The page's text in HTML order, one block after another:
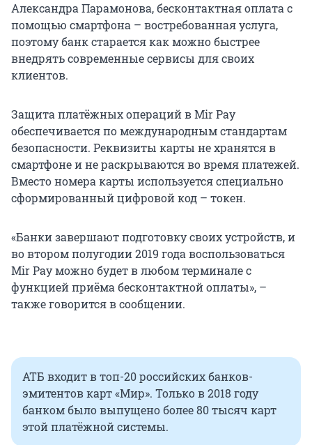
Александра Парамонова, бесконтактная оплата с
помощью смартфона – востребованная услуга,
поэтому банк старается как можно быстрее
внедрять современные сервисы для своих
клиентов.
Защита платёжных операций в Mir Pay
обеспечивается по международным стандартам
безопасности. Реквизиты карты не хранятся в
смартфоне и не раскрываются во время платежей.
Вместо номера карты используется специально
сформированный цифровой код – токен.
«Банки завершают подготовку своих устройств, и
во втором полугодии 2019 года воспользоваться
Mir Pay можно будет в любом терминале с
функцией приёма бесконтактной оплаты», –
также говорится в сообщении.
АТБ входит в топ-20 российских банков-
эмитентов карт «Мир». Только в 2018 году
банком было выпущено более 80 тысяч карт
этой платёжной системы.